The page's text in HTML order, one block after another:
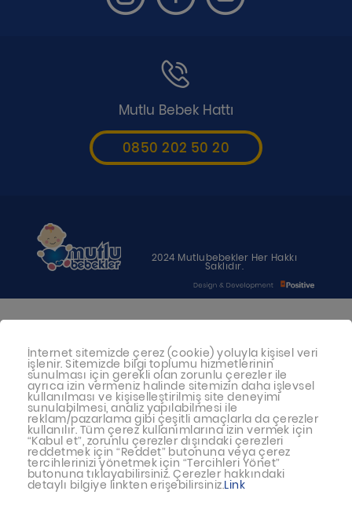
Mutlu Bebek Hattı
0850 202 50 20
2024 Mutlubebekler Her Hakkı
Saklıdır.
sütüdür. Anne sütü ile beslenmenin
mümkün olmadığı durumlarda
doktorunuza danışınız
Bu sitede yayınlanan bilgiler hekim
tavsiyesi yerine geçmez.
En doğru bilgi için doktorunuza
danışınız.
İnternet sitemizde çerez (cookie) yoluyla kişisel veri
işlenir. Sitemizde bilgi toplumu hizmetlerinin
sunulması için gerekli olan zorunlu çerezler ile
ayrıca izin vermeniz halinde sitemizin daha işlevsel
kullanılması ve kişiselleştirilmiş site deneyimi
sunulabilmesi, analiz yapılabilmesi ile
reklam/pazarlama gibi çeşitli amaçlarla da çerezler
kullanılır. Tüm çerez kullanımlarına izin vermek için
“Kabul et”, zorunlu çerezler dışındaki çerezleri
reddetmek için “Reddet” butonuna veya çerez
tercihlerinizi yönetmek için “Tercihleri Yönet”
butonuna tıklayabilirsiniz. Çerezler hakkındaki
detaylı bilgiye linkten erişebilirsiniz.Link